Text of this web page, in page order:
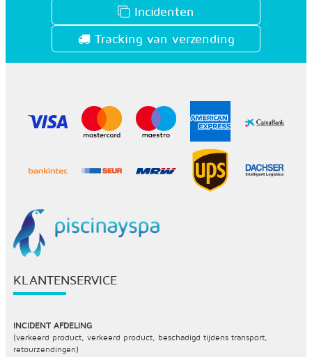
Incidenten
Tracking van verzending
KLANTENSERVICE
INCIDENT AFDELING
(verkeerd product, verkeerd product, beschadigd tijdens transport,
retourzendingen)